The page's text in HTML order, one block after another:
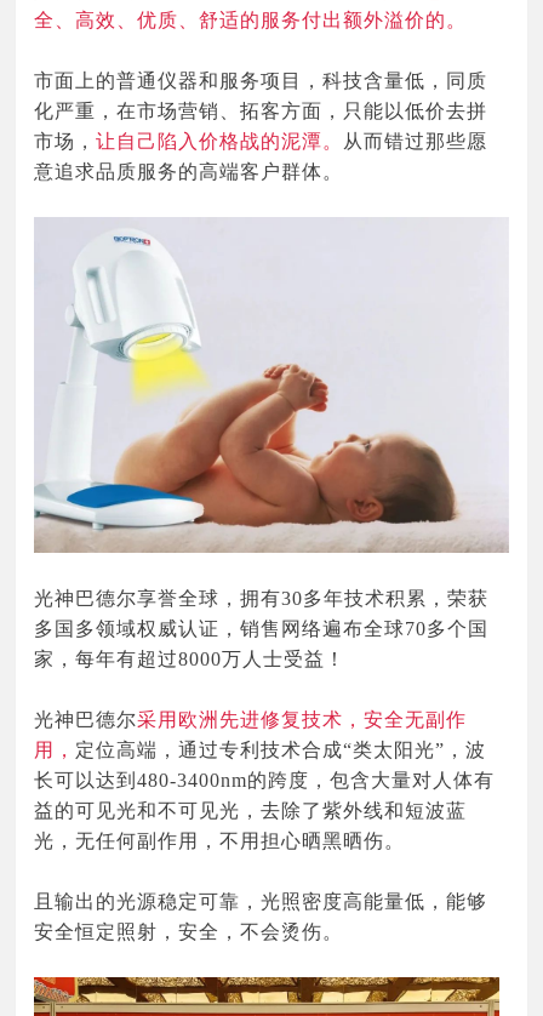
全、高效、优质、舒适的服务付出额外溢价的。
市面上的普通仪器和 服务项目，科技含量低，同质
化严重，在市场营销、拓客方面，只能以低价去拼
市场，让自己陷入价格战的泥潭。 从而错过那些愿
意追求品质服务的高端客户群体。
光神巴德尔享誉全球，拥有30多年技术积累，荣获
多国多领域权威认证，销售网络遍布全球70多个国
家，每年有超过8000万人士受益！
光神巴德尔采用欧洲先进修复技术，安全无副作
用， 定位高端，通过专利技术合成“类太阳光”，波
长可以达到480-3400nm的跨度，包含大量对人体有
益的可见光和不可见光，去除了紫外线和短波蓝
光，无任何副作用，不用担心晒黑晒伤。
且输出的光源稳定可靠，光照密度高能量低，能够
安全恒定照射，安全，不会烫伤。